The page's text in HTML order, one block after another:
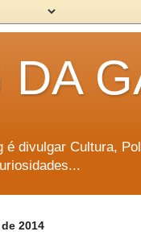
DA
é divulgar Cultura,
2014